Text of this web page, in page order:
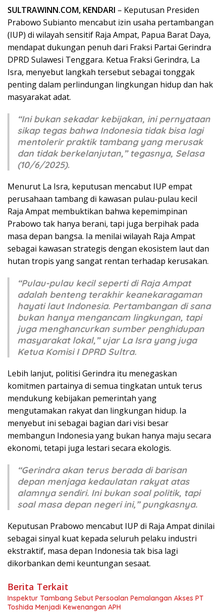
SULTRAWINN.COM, KENDARI – Keputusan Presiden
Prabowo Subianto mencabut izin usaha pertambangan
(IUP) di wilayah sensitif Raja Ampat, Papua Barat Daya,
mendapat dukungan penuh dari Fraksi Partai Gerindra
DPRD Sulawesi Tenggara. Ketua Fraksi Gerindra, La
Isra, menyebut langkah tersebut sebagai tonggak
penting dalam perlindungan lingkungan hidup dan hak
masyarakat adat.
“Ini bukan sekadar kebijakan, ini pernyataan
sikap tegas bahwa Indonesia tidak bisa lagi
mentolerir praktik tambang yang merusak
dan tidak berkelanjutan,” tegasnya, Selasa
(10/6/2025).
Menurut La Isra, keputusan mencabut IUP empat
perusahaan tambang di kawasan pulau-pulau kecil
Raja Ampat membuktikan bahwa kepemimpinan
Prabowo tak hanya berani, tapi juga berpihak pada
masa depan bangsa. Ia menilai wilayah Raja Ampat
sebagai kawasan strategis dengan ekosistem laut dan
hutan tropis yang sangat rentan terhadap kerusakan.
“Pulau-pulau kecil seperti di Raja Ampat
adalah benteng terakhir keanekaragaman
hayati laut Indonesia. Pertambangan di sana
bukan hanya mengancam lingkungan, tapi
juga menghancurkan sumber penghidupan
masyarakat lokal,” ujar La Isra yang juga
Ketua Komisi I DPRD Sultra.
Lebih lanjut, politisi Gerindra itu menegaskan
komitmen partainya di semua tingkatan untuk terus
mendukung kebijakan pemerintah yang
mengutamakan rakyat dan lingkungan hidup. Ia
menyebut ini sebagai bagian dari visi besar
membangun Indonesia yang bukan hanya maju secara
ekonomi, tetapi juga lestari secara ekologis.
“Gerindra akan terus berada di barisan
depan menjaga kedaulatan rakyat atas
alamnya sendiri. Ini bukan soal politik, tapi
soal masa depan negeri ini,” pungkasnya.
Keputusan Prabowo mencabut IUP di Raja Ampat dinilai
sebagai sinyal kuat kepada seluruh pelaku industri
ekstraktif, masa depan Indonesia tak bisa lagi
dikorbankan demi keuntungan sesaat.
Berita Terkait
Inspektur Tambang Sebut Persoalan Pemalangan Akses PT
Toshida Menjadi Kewenangan APH